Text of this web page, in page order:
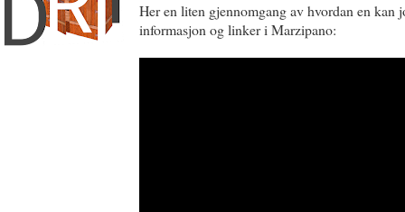
Her en liten gjennomgang av hvordan en kan
informasjon og linker i Marzipano: